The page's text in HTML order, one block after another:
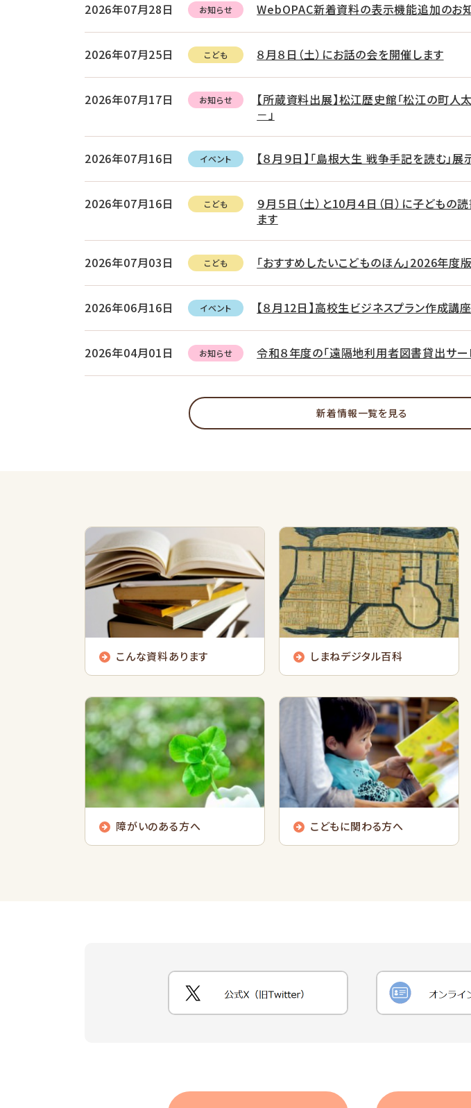
2026年07月28日 お知らせ WebOPAC新着資料の表示機能追加のお
2026年07月25日 こども ８月８日（土）にお話の会を開催します
2026年07月17日 お知らせ
【所蔵資料出展】松江歴史館「松江の町人
－」
2026年07月16日 イベント 【８月９日】「島根大生 戦争手記を読む」
2026年07月16日 こども
９月５日（土）と10月４日（日）に子ども
ます
2026年07月03日 こども 「おすすめしたいこどものほん」2026年度
2026年06月16日 イベント 【８月12日】高校生ビジネスプラン作成講座
2026年04月01日 お知らせ 令和８年度の「遠隔地利用者図書貸出サー
新着情報一覧を見る
こんな資料あります しまねデジタル百科
障がいのある方へ こどもに関わる方へ